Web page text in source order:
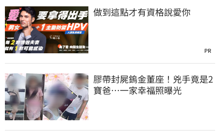
做到這點才有資格說愛你
PR
膠帶封屍鎢金董座！兇手竟是2
寶爸…一家幸福照曝光